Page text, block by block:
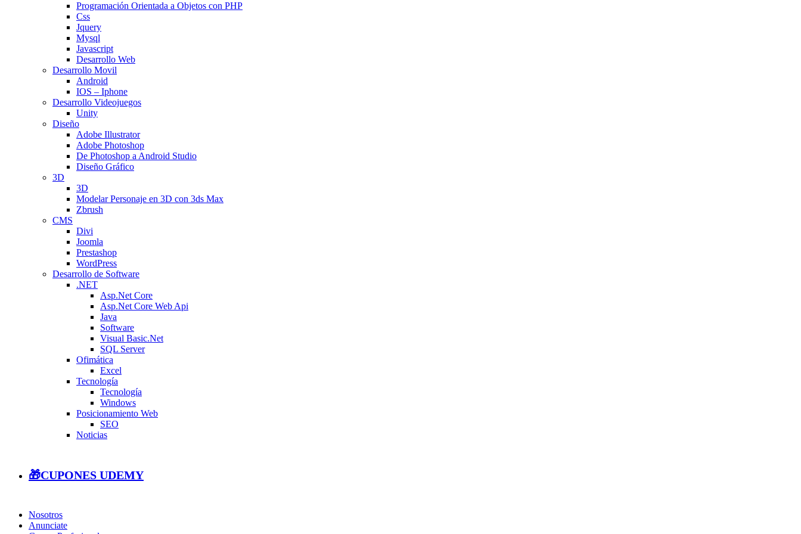
Programación Orientada a Objetos con PHP
Css
Jquery
Mysql
Javascript
Desarrollo Web
Desarrollo Movil
Android
IOS – Iphone
Desarrollo Videojuegos
Unity
Diseño
Adobe Illustrator
Adobe Photoshop
De Photoshop a Android Studio
Diseño Gráfico
3D
3D
Modelar Personaje en 3D con 3ds Max
Zbrush
CMS
Divi
Joomla
Prestashop
WordPress
Desarrollo de Software
.NET
Asp.Net Core
Asp.Net Core Web Api
Java
Software
Visual Basic.Net
SQL Server
Ofimática
Excel
Tecnología
Tecnología
Windows
Posicionamiento Web
SEO
Noticias
🎁CUPONES UDEMY
Nosotros
Anunciate